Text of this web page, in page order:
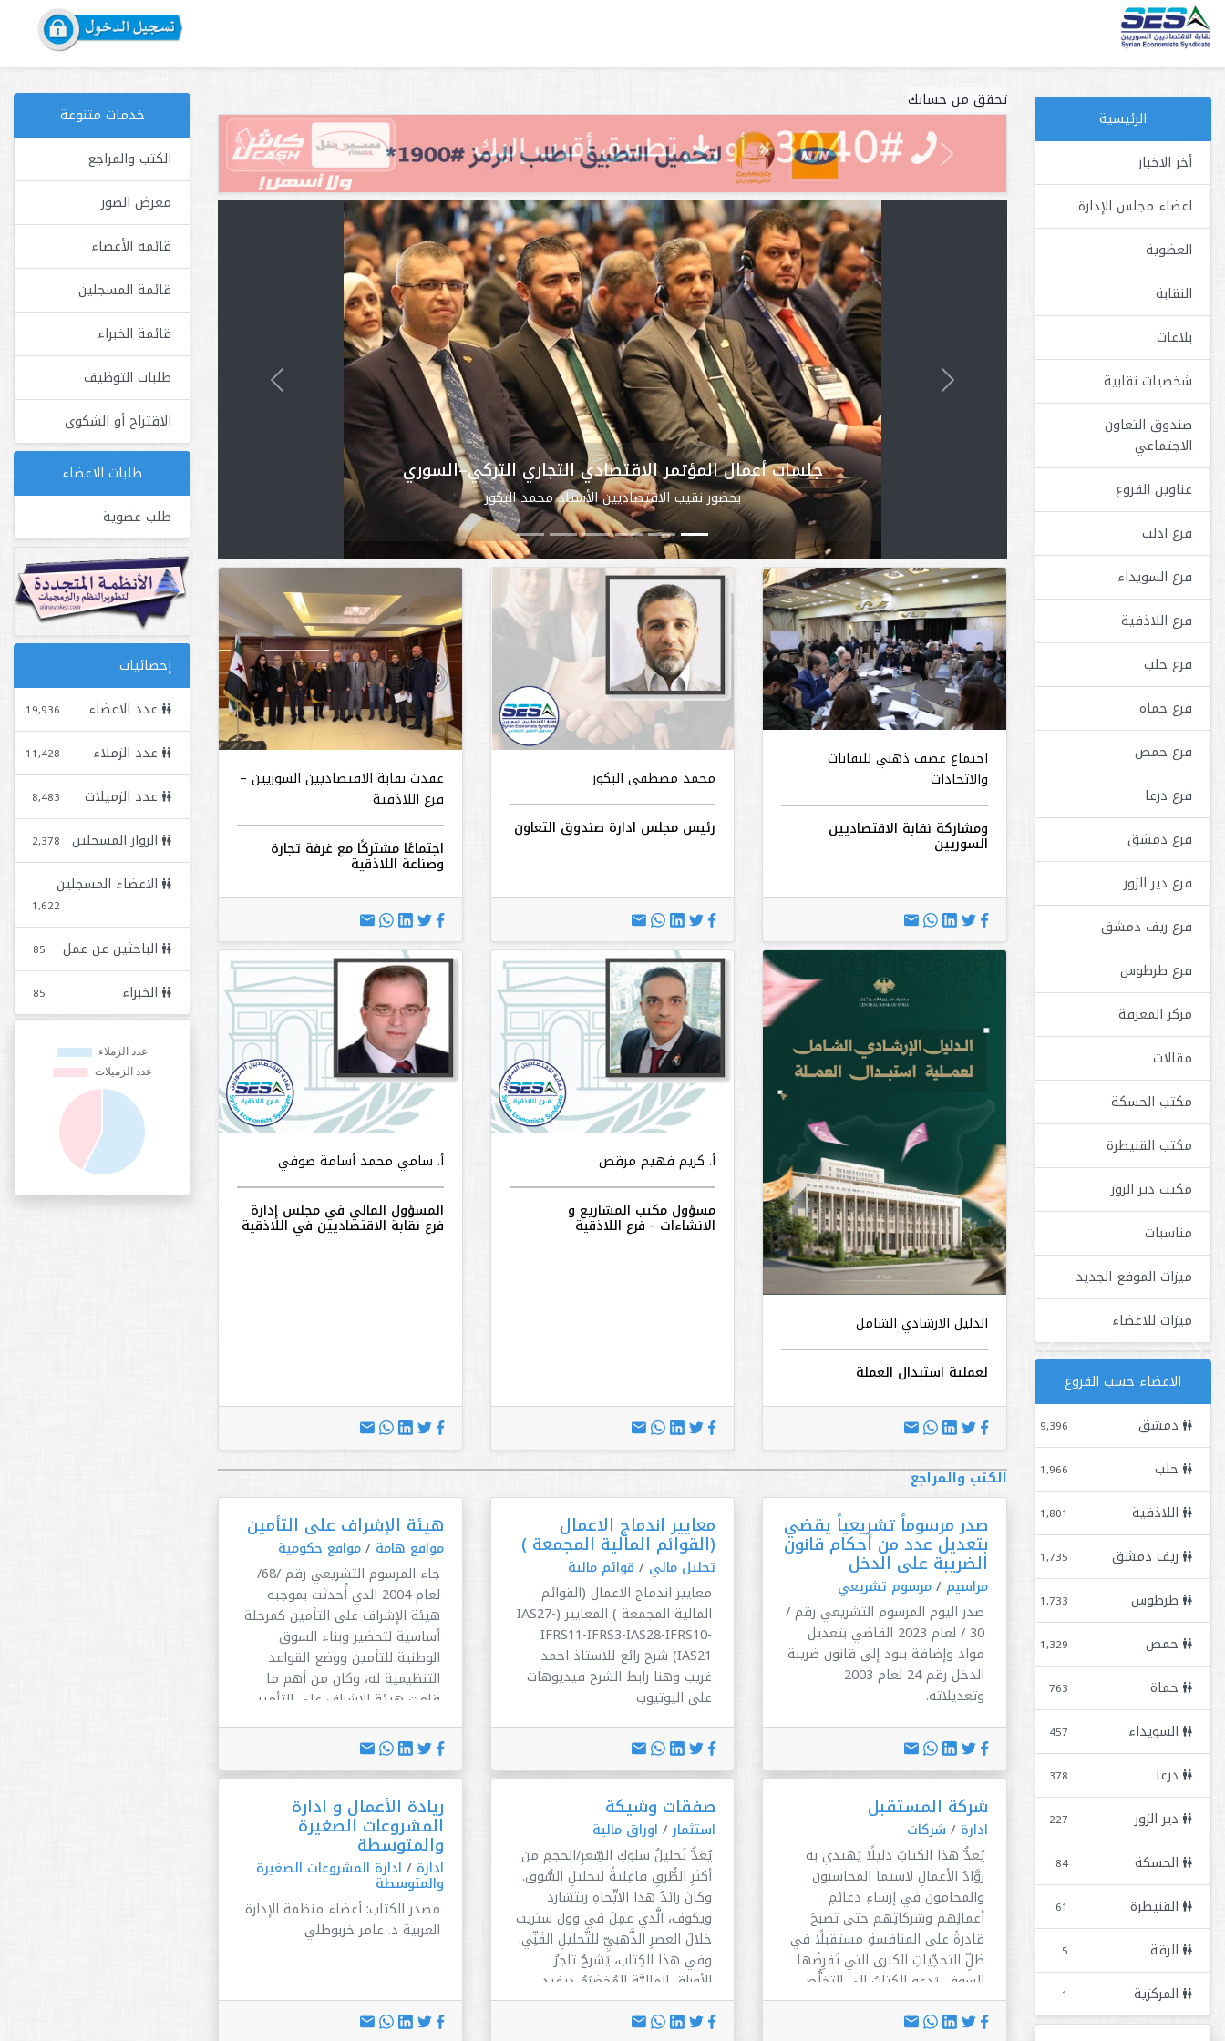
الرئيسية
أخر الاخبار
اعضاء مجلس الإدارة
العضوية
النقابة
بلاغات
شخصيات نقابية
صندوق التعاون
الاجتماعي
عناوين الفروع
فرع ادلب
فرع السويداء
فرع اللاذقية
فرع حلب
فرع حماه
فرع حمص
فرع درعا
فرع دمشق
فرع دير الزور
فرع ريف دمشق
فرع طرطوس
مركز المعرفة
مقالات
مكتب الحسكة
مكتب القنيطرة
مكتب دير الزور
مناسبات
ميزات الموقع الجديد
ميزات للاعضاء
Previous
Next
الاعضاء حسب الفروع
دمشق
9,396
حلب 1,966
اللاذقية 1,801
ريف دمشق 1,735
طرطوس 1,733
حمص 1,329
حماة 763
السويداء 457
درعا 378
دير الزور 227
الحسكة 84
القنيطرة 61
الرقة 5
المركزية 1
تحقق من حسابك
Previous
Next
جلسات أعمال المؤتمر الاقتصادي التجاري التركي–السوري
بحضور نقيب الاقتصاديين الأستاذ محمد البكور
Previous
Next
اجتماع عصف ذهني للنقابات
والاتحادات
ومشاركة نقابة الاقتصاديين
السوريين
محمد مصطفى البكور
رئيس مجلس ادارة صندوق التعاون
عقدت نقابة الاقتصاديين السوريين –
فرع اللاذقية
اجتماعًا مشتركًا مع غرفة تجارة
وصناعة اللاذقية
الدليل الارشادي الشامل
لعملية استبدال العملة
أ. كريم فهيم مرقص
مسؤول مكتب المشاريع و
الانشاءات - فرع اللاذقية
أ. سامي محمد أسامة صوفي
المسؤول المالي في مجلس إدارة
فرع نقابة الاقتصاديين في اللاذقية
الكتب والمراجع
صدر مرسوماً تشريعياً يقضي
بتعديل عدد من أحكام قانون
الضريبة على الدخل
مراسيم /مرسوم تشريعي
صدر اليوم المرسوم التشريعي رقم /
30 / لعام 2023 القاضي بتعديل
مواد وإضافة بنود إلى قانون ضريبة
الدخل رقم 24 لعام 2003
وتعديلاته.
معايير اندماج الاعمال
(القوائم المالية المجمعة )
تحليل مالي / قوائم مالية
معايير اندماج الاعمال (القوائم
المالية المجمعة ) المعايير (IAS27-
IFRS11-IFRS3-IAS28-IFRS10-
IAS21) شرح رائع للاستاذ احمد
غريب وهنا رابط الشرح فيديوهات
على اليوتيوب
هيئة الإشراف على التأمين
مواقع هامة/مواقع حكومية
جاء المرسوم التشريعي رقم /68/
لعام 2004 الذي أُحدثت بموجبه
هيئة الإشراف على التأمين كمرحلة
أساسية لتحضير وبناء السوق
الوطنية للتأمين ووضع القواعد
التنظيمية له، وكان من أهم ما
قامت هيئة الإشراف على التأمين
السوق عبر تحديد الضوابط العامة
لقيام شركات التأمين وجميع
الجهات الأخرى التي تمارس أعمالاً
مساندةً أو ملحقة بالنشاط
التأميني، وكذلك تنظيم أبرز الجوانب
التي اقتضتها هذه المرحلة .
شركة المستقبل
ادارة / شركات
يُعدُّ هذا الكتابُ دليلًا يَهتدي به
روَّادُ الأعمالِ لاسيما المحاسبون
والمحامون في إرساءِ دعائمِ
أعمالِهم وشركاتِهم حتى تصبحَ
قادرةً على المنافسةِ مستقبلًا في
ظلِّ التحدِّياتِ الكبرى التي تَفرِضُها
السوق. يَدعو الكِتابُ إلى التخلُّصِ
من الطرقِ التقليديةِ التي لم تَعُدْ
مُجدِيةً في إدارةِ الشركات، ويَرسمُ
صفقات وشيكة
استثمار/ اوراق مالية
يُعَدُّ تَحليلُ سلوكِ السِّعرِ/الحجمِ من
أكثرِ الطُّرقِ فاعِليةً لتحليلِ السُّوق.
وكانَ رائدُ هذا الاتِّجاهِ ريتشارد
ويكوف، الَّذي عمِلَ في وول ستريت
خلالَ العصرِ الذَّهبيِّ للتَّحليلِ الفَنِّي.
وفي هذا الكِتاب، يَشرحُ تاجرُ
الأوراقِ الماليَّةِ المُخضرَمُ ديفيد
وايس كَيفيَّةَ استخدامِ المَبادئِ
الكِلاسِيكيَّةِ التي قامَ عليها عمَلُ
ريادة الأعمال و ادارة
المشروعات الصغيرة
والمتوسطة
ادارة/ ادارة المشروعات الصغيرة
والمتوسطة
مصدر الكتاب: أعضاء منظمة الإدارة
العربية د. عامر خربوطلي
خدمات متنوعة
الكتب والمراجع
معرض الصور
قائمة الأعضاء
قائمة المسجلين
قائمة الخبراء
طلبات التوظيف
الاقتراح أو الشكوى
طلبات الاعضاء
طلب عضوية
Previous
إحصائيات
عدد الاعضاء
19,936
عدد الزملاء 11,428
عدد الزميلات 8,483
الزوار المسجلين 2,378
الاعضاء المسجلين
1,622
الباحثين عن عمل 85
الخبراء 85